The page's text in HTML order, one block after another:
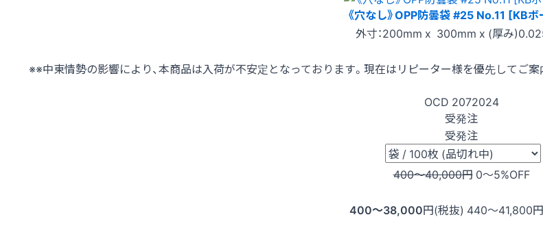
《穴なし》OPP防曇袋 #25 No.11 [KB
外寸：200mm x 300mm x (厚み
※※中東情勢の影響により、本商品は入荷が不安定となっております。現在はリピーター様を優先してご
OCD 2072024
受発注
受発注
400〜40,000円 0〜5%OFF
400〜38,000円(税抜) 440〜41,800